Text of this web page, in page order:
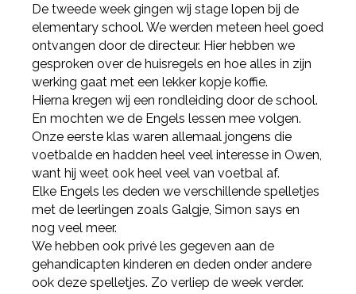
De tweede week gingen wij stage lopen bij de
elementary school. We werden meteen heel goed
ontvangen door de directeur. Hier hebben we
gesproken over de huisregels en hoe alles in zijn
werking gaat met een lekker kopje koffie.
Hierna kregen wij een rondleiding door de school.
En mochten we de Engels lessen mee volgen.
Onze eerste klas waren allemaal jongens die
voetbalde en hadden heel veel interesse in Owen,
want hij weet ook heel veel van voetbal af.
Elke Engels les deden we verschillende spelletjes
met de leerlingen zoals Galgje, Simon says en
nog veel meer.
We hebben ook privé les gegeven aan de
gehandicapten kinderen en deden onder andere
ook deze spelletjes. Zo verliep de week verder.